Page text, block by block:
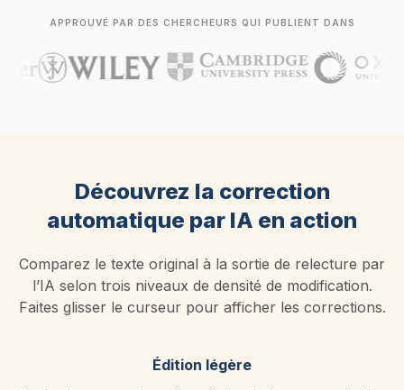
APPROUVÉ PAR DES CHERCHEURS QUI PUBLIENT DANS
Découvrez la correction
automatique par IA en action
Comparez le texte original à la sortie de relecture par
l’IA selon trois niveaux de densité de modification.
Faites glisser le curseur pour afficher les corrections.
Édition légère